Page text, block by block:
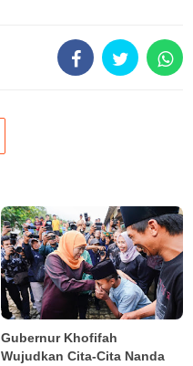
Gubernur Khofifah
Wujudkan Cita-Cita Nanda